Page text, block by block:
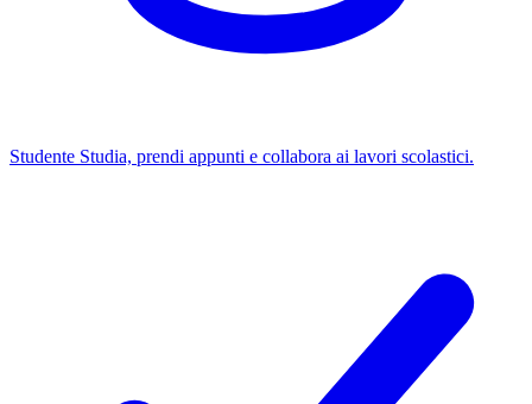
Studente Studia, prendi appunti e collabora ai lavori scolastici.